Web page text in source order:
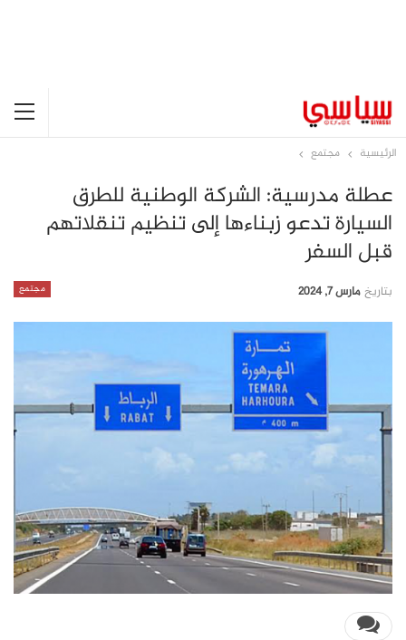
الرئيسية مجتمع
عطلة مدرسية: الشركة الوطنية للطرق
السيارة تدعو زبناءها إلى تنظيم تنقلاتهم
قبل السفر
مجتمع بتاريخ مارس 7, 2024